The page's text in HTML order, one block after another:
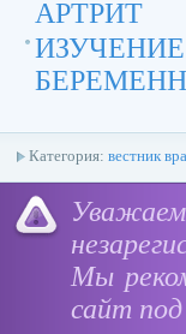
АРТРИТ
Категория: вестник
Мы
сайт